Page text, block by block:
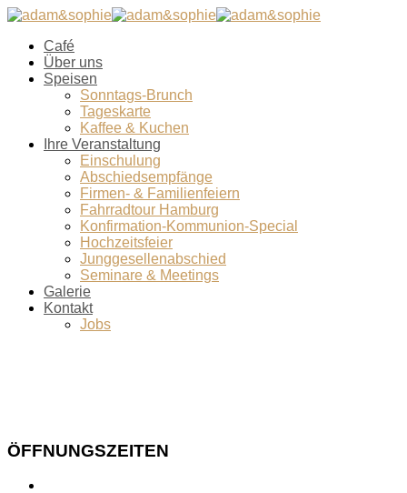
Café
Über uns
Speisen
Sonntags-Brunch
Tageskarte
Kaffee & Kuchen
Ihre Veranstaltung
Einschulung
Abschiedsempfänge
Firmen- & Familienfeiern
Fahrradtour Hamburg
Konfirmation-Kommunion-Special
Hochzeitsfeier
Junggesellenabschied
Seminare & Meetings
Galerie
Kontakt
Jobs
ÖFFNUNGSZEITEN